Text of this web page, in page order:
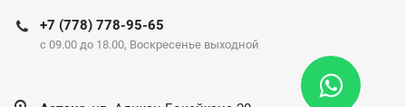
+7 (778) 778-95-65
c 09.00 до 18.00, Воскресенье выходной